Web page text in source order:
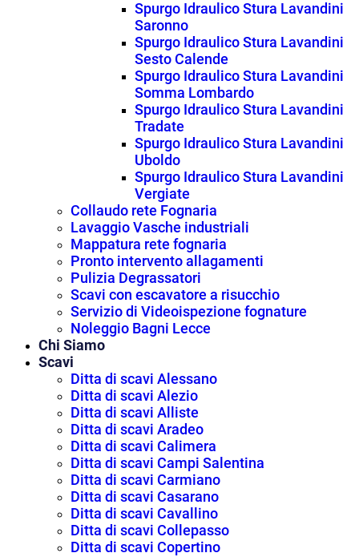
Spurgo Idraulico Stura Lavandini
Saronno
Spurgo Idraulico Stura Lavandini
Sesto Calende
Spurgo Idraulico Stura Lavandini
Somma Lombardo
Spurgo Idraulico Stura Lavandini
Tradate
Spurgo Idraulico Stura Lavandini
Uboldo
Spurgo Idraulico Stura Lavandini
Vergiate
Collaudo rete Fognaria
Lavaggio Vasche industriali
Mappatura rete fognaria
Pronto intervento allagamenti
Pulizia Degrassatori
Scavi con escavatore a risucchio
Servizio di Videoispezione fognature
Noleggio Bagni Lecce
Chi Siamo
Scavi
Ditta di scavi Alessano
Ditta di scavi Alezio
Ditta di scavi Alliste
Ditta di scavi Aradeo
Ditta di scavi Calimera
Ditta di scavi Campi Salentina
Ditta di scavi Carmiano
Ditta di scavi Casarano
Ditta di scavi Cavallino
Ditta di scavi Collepasso
Ditta di scavi Copertino